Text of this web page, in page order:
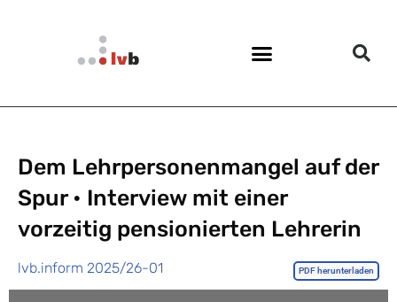
Dem Lehrpersonenmangel auf der
Spur • Interview mit einer
vorzeitig pensionierten Lehrerin
lvb.inform 2025/26-01 PDF herunterladen